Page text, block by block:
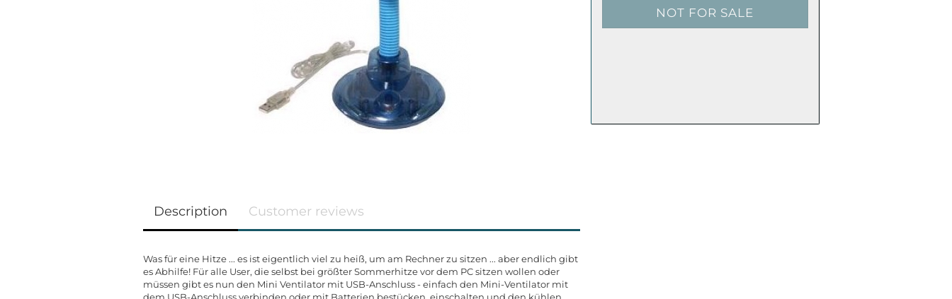
Description Customer reviews
Was für eine Hitze ... es ist eigentlich viel zu heiß, um am Rechner zu sitzen ... aber endlich gibt
es Abhilfe! Für alle User, die selbst bei größter Sommerhitze vor dem PC sitzen wollen oder
müssen gibt es nun den Mini Ventilator mit USB-Anschluss - einfach den Mini-Ventilator mit